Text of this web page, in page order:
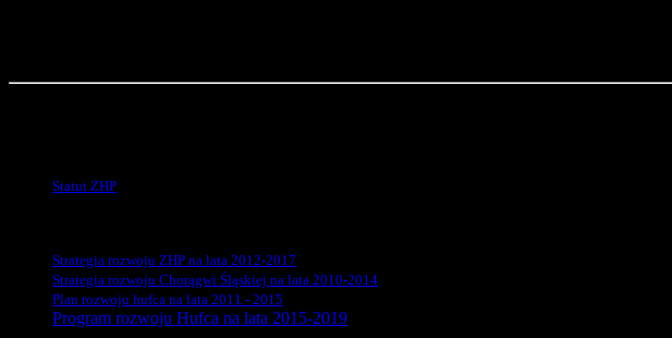
Statut ZHP
Strategia rozwoju ZHP na lata 2012-2017
Strategia rozwoju Chorągwi Śląskiej na lata 2010-2014
Plan rozwoju hufca na lata 2011 - 2015
Program rozwoju Hufca na lata 2015-2019